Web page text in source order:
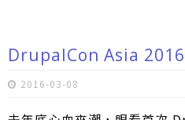
DrupalCon Asia
2016-03-08